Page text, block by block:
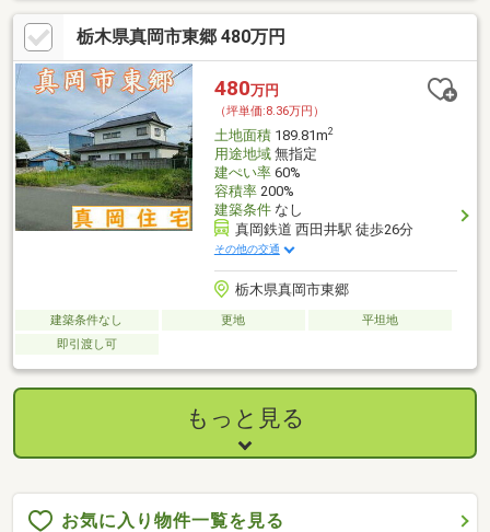
栃木県真岡市東郷 480万円
480万円
（坪単価:8.36万円）
土地面積189.81m2
用途地域無指定
建ぺい率60%
容積率200%
建築条件なし
真岡鉄道 西田井駅 徒歩26分
その他の交通
栃木県真岡市東郷
建築条件なし 更地
平坦地
即引渡し可
もっと見る
お気に入り物件一覧を見る